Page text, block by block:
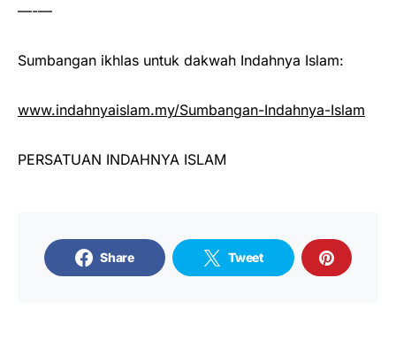
—-—
Sumbangan ikhlas untuk dakwah Indahnya Islam:
www.indahnyaislam.my/Sumbangan-Indahnya-Islam
PERSATUAN INDAHNYA ISLAM
Share Tweet